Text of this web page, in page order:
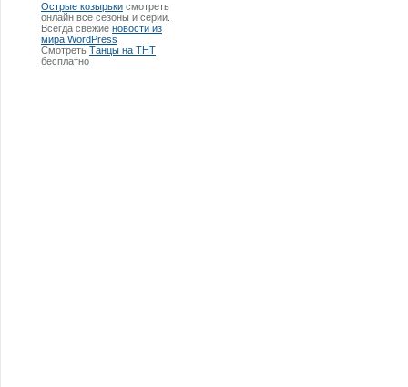
Острые козырьки смотреть
онлайн все сезоны и серии.
Всегда свежие новости из
мира WordPress
Смотреть Танцы на ТНТ
бесплатно